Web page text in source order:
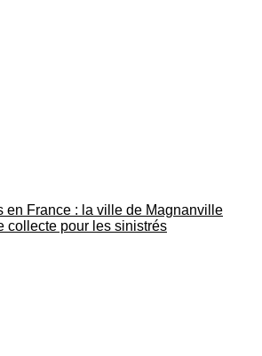
en France : la ville de Magnanville
collecte pour les sinistrés